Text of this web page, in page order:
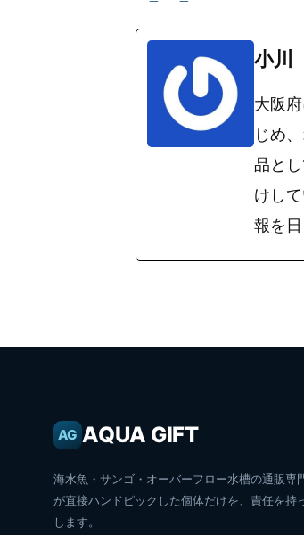
小川
大阪
じめ
品と
けし
報を
AG AQUA GIFT
海水魚・サンゴ・オーバーフロー水槽の通販専
が直接ハンドピックした個体だけを、責任を持
します。